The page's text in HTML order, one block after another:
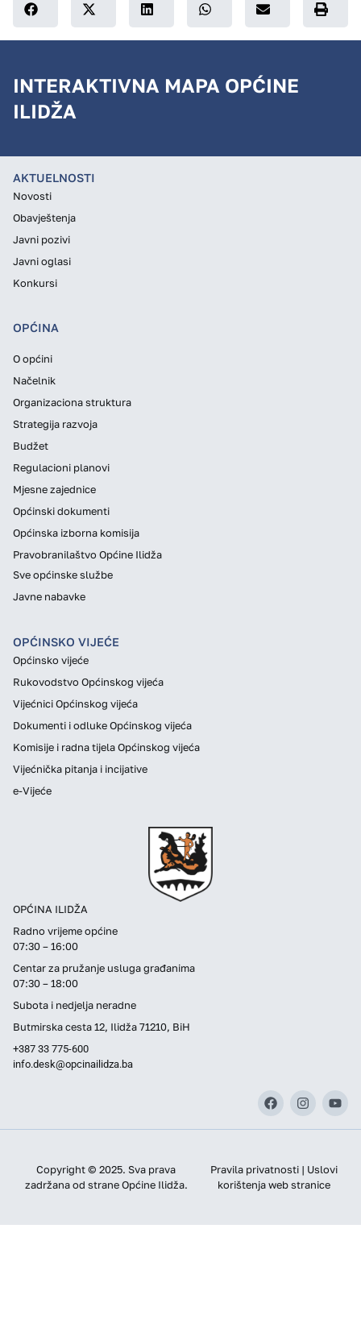
INTERAKTIVNA MAPA OPĆINE
ILIDŽA
OPĆINA ILIDŽA
Radno vrijeme općine
07:30 – 16:00
Centar za pružanje usluga građanima
07:30 – 18:00
Subota i nedjelja neradne
Butmirska cesta 12, Ilidža 71210, BiH
+387 33 775-600
info.desk@opcinailidza.ba
AKTUELNOSTI
Novosti
Obavještenja
Javni pozivi
Javni oglasi
Konkursi
OPĆINA
O općini
Načelnik
Organizaciona struktura
Strategija razvoja
Budžet
Regulacioni planovi
Mjesne zajednice
Općinski dokumenti
Općinska izborna komisija
Pravobranilaštvo Općine Ilidža
Sve općinske službe
Javne nabavke
OPĆINSKO VIJEĆE
Općinsko vijeće
Rukovodstvo Općinskog vijeća
Vijećnici Općinskog vijeća
Dokumenti i odluke Općinskog vijeća
Komisije i radna tijela Općinskog vijeća
Vijećnička pitanja i incijative
e-Vijeće
Copyright © 2025. Sva prava
zadržana od strane Općine Ilidža.
Pravila privatnosti | Uslovi
korištenja web stranice